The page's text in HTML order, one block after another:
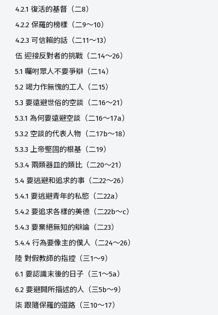
4.2.1 復活的基督（二8）
4.2.2 保羅的榜樣（二9～10）
4.2.3 可信賴的話（二11～13）
伍 迎接反對者的挑戰（二14～26）
5.1 囑咐眾人不要爭辯（二14）
5.2 竭力作無愧的工人（二15）
5.3 要遠避世俗的空談（二16～21）
5.3.1 為何要遠避空談（二16～17a）
5.3.2 空談的代表人物（二17b～18）
5.3.3 上帝堅固的根基（二19）
5.3.4 兩類器皿的類比（二20～21）
5.4 要逃避和追求的事（二22～26）
5.4.1 要逃避青年的私慾（二22a）
5.4.2 要追求各樣的美德（二22b～c）
5.4.3 要棄絕無知的辯論（二23）
5.4.4 行為要像主的僕人（二24～26）
陸 對假教師的指控（三1～9）
6.1 要認識末後的日子（三1～5a）
6.2 要避開所描述的人（三5b～9）
柒 跟隨保羅的道路（三10～17）